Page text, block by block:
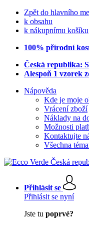
Zpět do hlavního
k obsahu
k nákupnímu košíku
100% přírodní
Česká republika:
Alespoň 1 vzorek
Nápověda
Kde je moje
Vrácení zboží
Náklady na
Možnosti
Kontaktujte
Všechna
Přihlásit se
Přihlásit se nyní
Jste tu poprvé?